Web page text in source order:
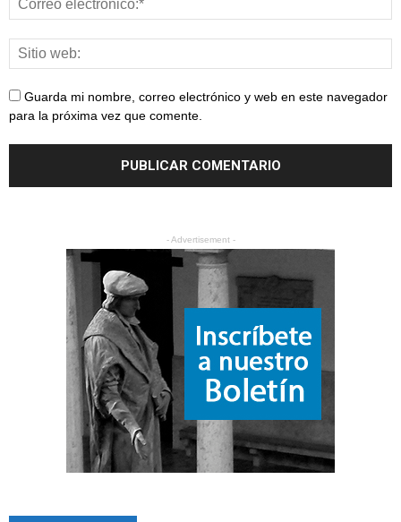
Guarda mi nombre, correo electrónico y web en este navegador
para la próxima vez que comente.
- Advertisement -